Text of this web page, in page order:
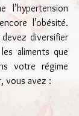
l’hypertension
l’obésité.
diversifier
aliments que
votre régime
vous avez :